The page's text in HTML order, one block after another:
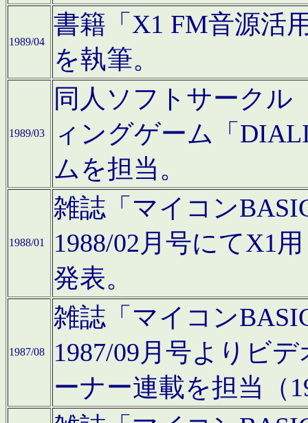
1989/04
書籍「X1 FM音源活
を執筆。
1989/03
同人ソフトサークル
ィングゲーム「
ムを担当。
1988/01
雑誌「マイコン
1988/02月号にてX1
発表。
1987/08
雑誌「マイコン
1987/09月号よりビ
ーナー連載を担当（